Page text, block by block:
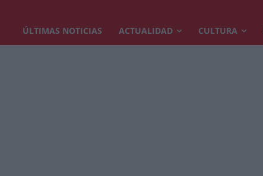
ÚLTIMAS NOTICIAS ACTUALIDAD CULTURA